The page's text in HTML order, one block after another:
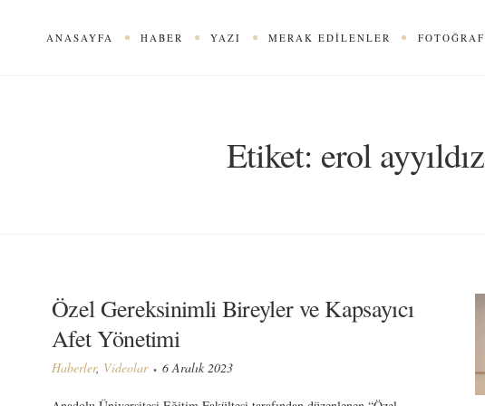
ANASAYFA HABER YAZI MERAK EDILENLER FOTOĞRAF
Etiket: erol ayyıldız
Özel Gereksinimli Bireyler ve Kapsayıcı
Afet Yönetimi
Haberler, Videolar 6 Aralık 2023